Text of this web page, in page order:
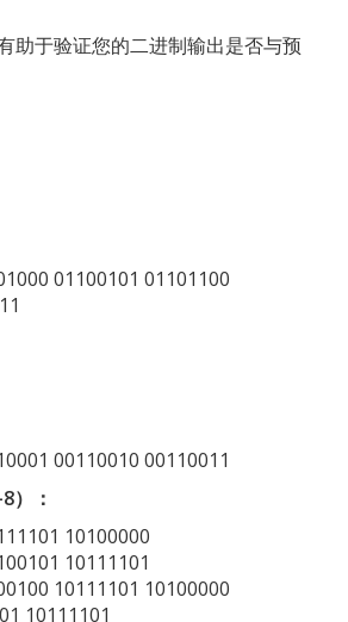
助于验证您的二进制输出是否与预
01100101 01101100
00110010 00110011
）：
10100000
10111101
10111101 10100000
10111101